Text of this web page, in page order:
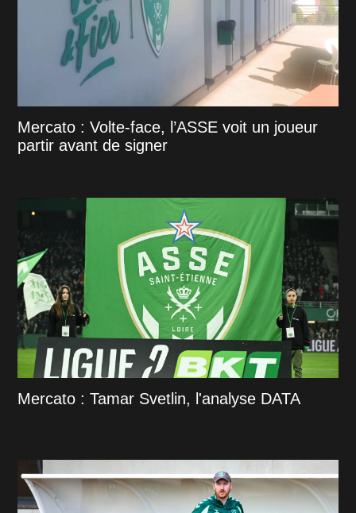
Mercato : Volte-face, l’ASSE voit un joueur
partir avant de signer
Mercato : Tamar Svetlin, l'analyse DATA